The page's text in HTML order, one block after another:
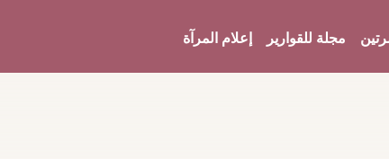
مجلة للقوارير إعلام المرآة